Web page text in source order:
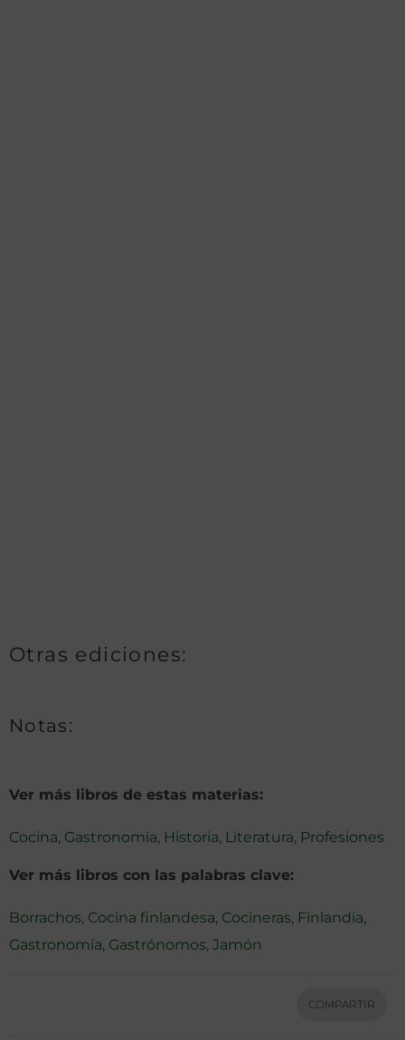
Otras ediciones:
Notas:
Ver más libros de estas materias:
Cocina, Gastronomía, Historia, Literatura, Profesiones
Ver más libros con las palabras clave:
Borrachos, Cocina finlandesa, Cocineras, Finlandia,
Gastronomía, Gastrónomos, Jamón
COMPARTIR